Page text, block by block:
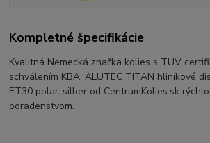
Kompletné špecifikácie
Kvalitná Nemecká značka kolies s TUV
schválením KBA. ALUTEC TITAN hliníkové
ET30 polar-silber od CentrumKolies.sk
poradenstvom.